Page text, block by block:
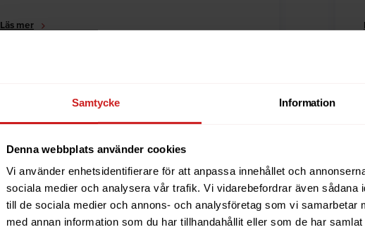
Samtycke Information
Denna webbplats använder cookies
Vi använder enhetsidentifierare för att anpassa innehållet och
sociala medier och analysera vår trafik. Vi vidarebefordrar även sådana
till de sociala medier och annons- och analysföretag som vi
med annan information som du har tillhandahållit eller som de har
Läs mer
The website you were
has been suspended